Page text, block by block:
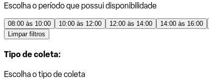
Escolha o período que possui disponibilidade
08:00 às 10:00 10:00 às 12:00 12:00 às 14:00 14:00 às 16:00
Limpar filtros
Tipo de coleta:
Escolha o tipo de coleta